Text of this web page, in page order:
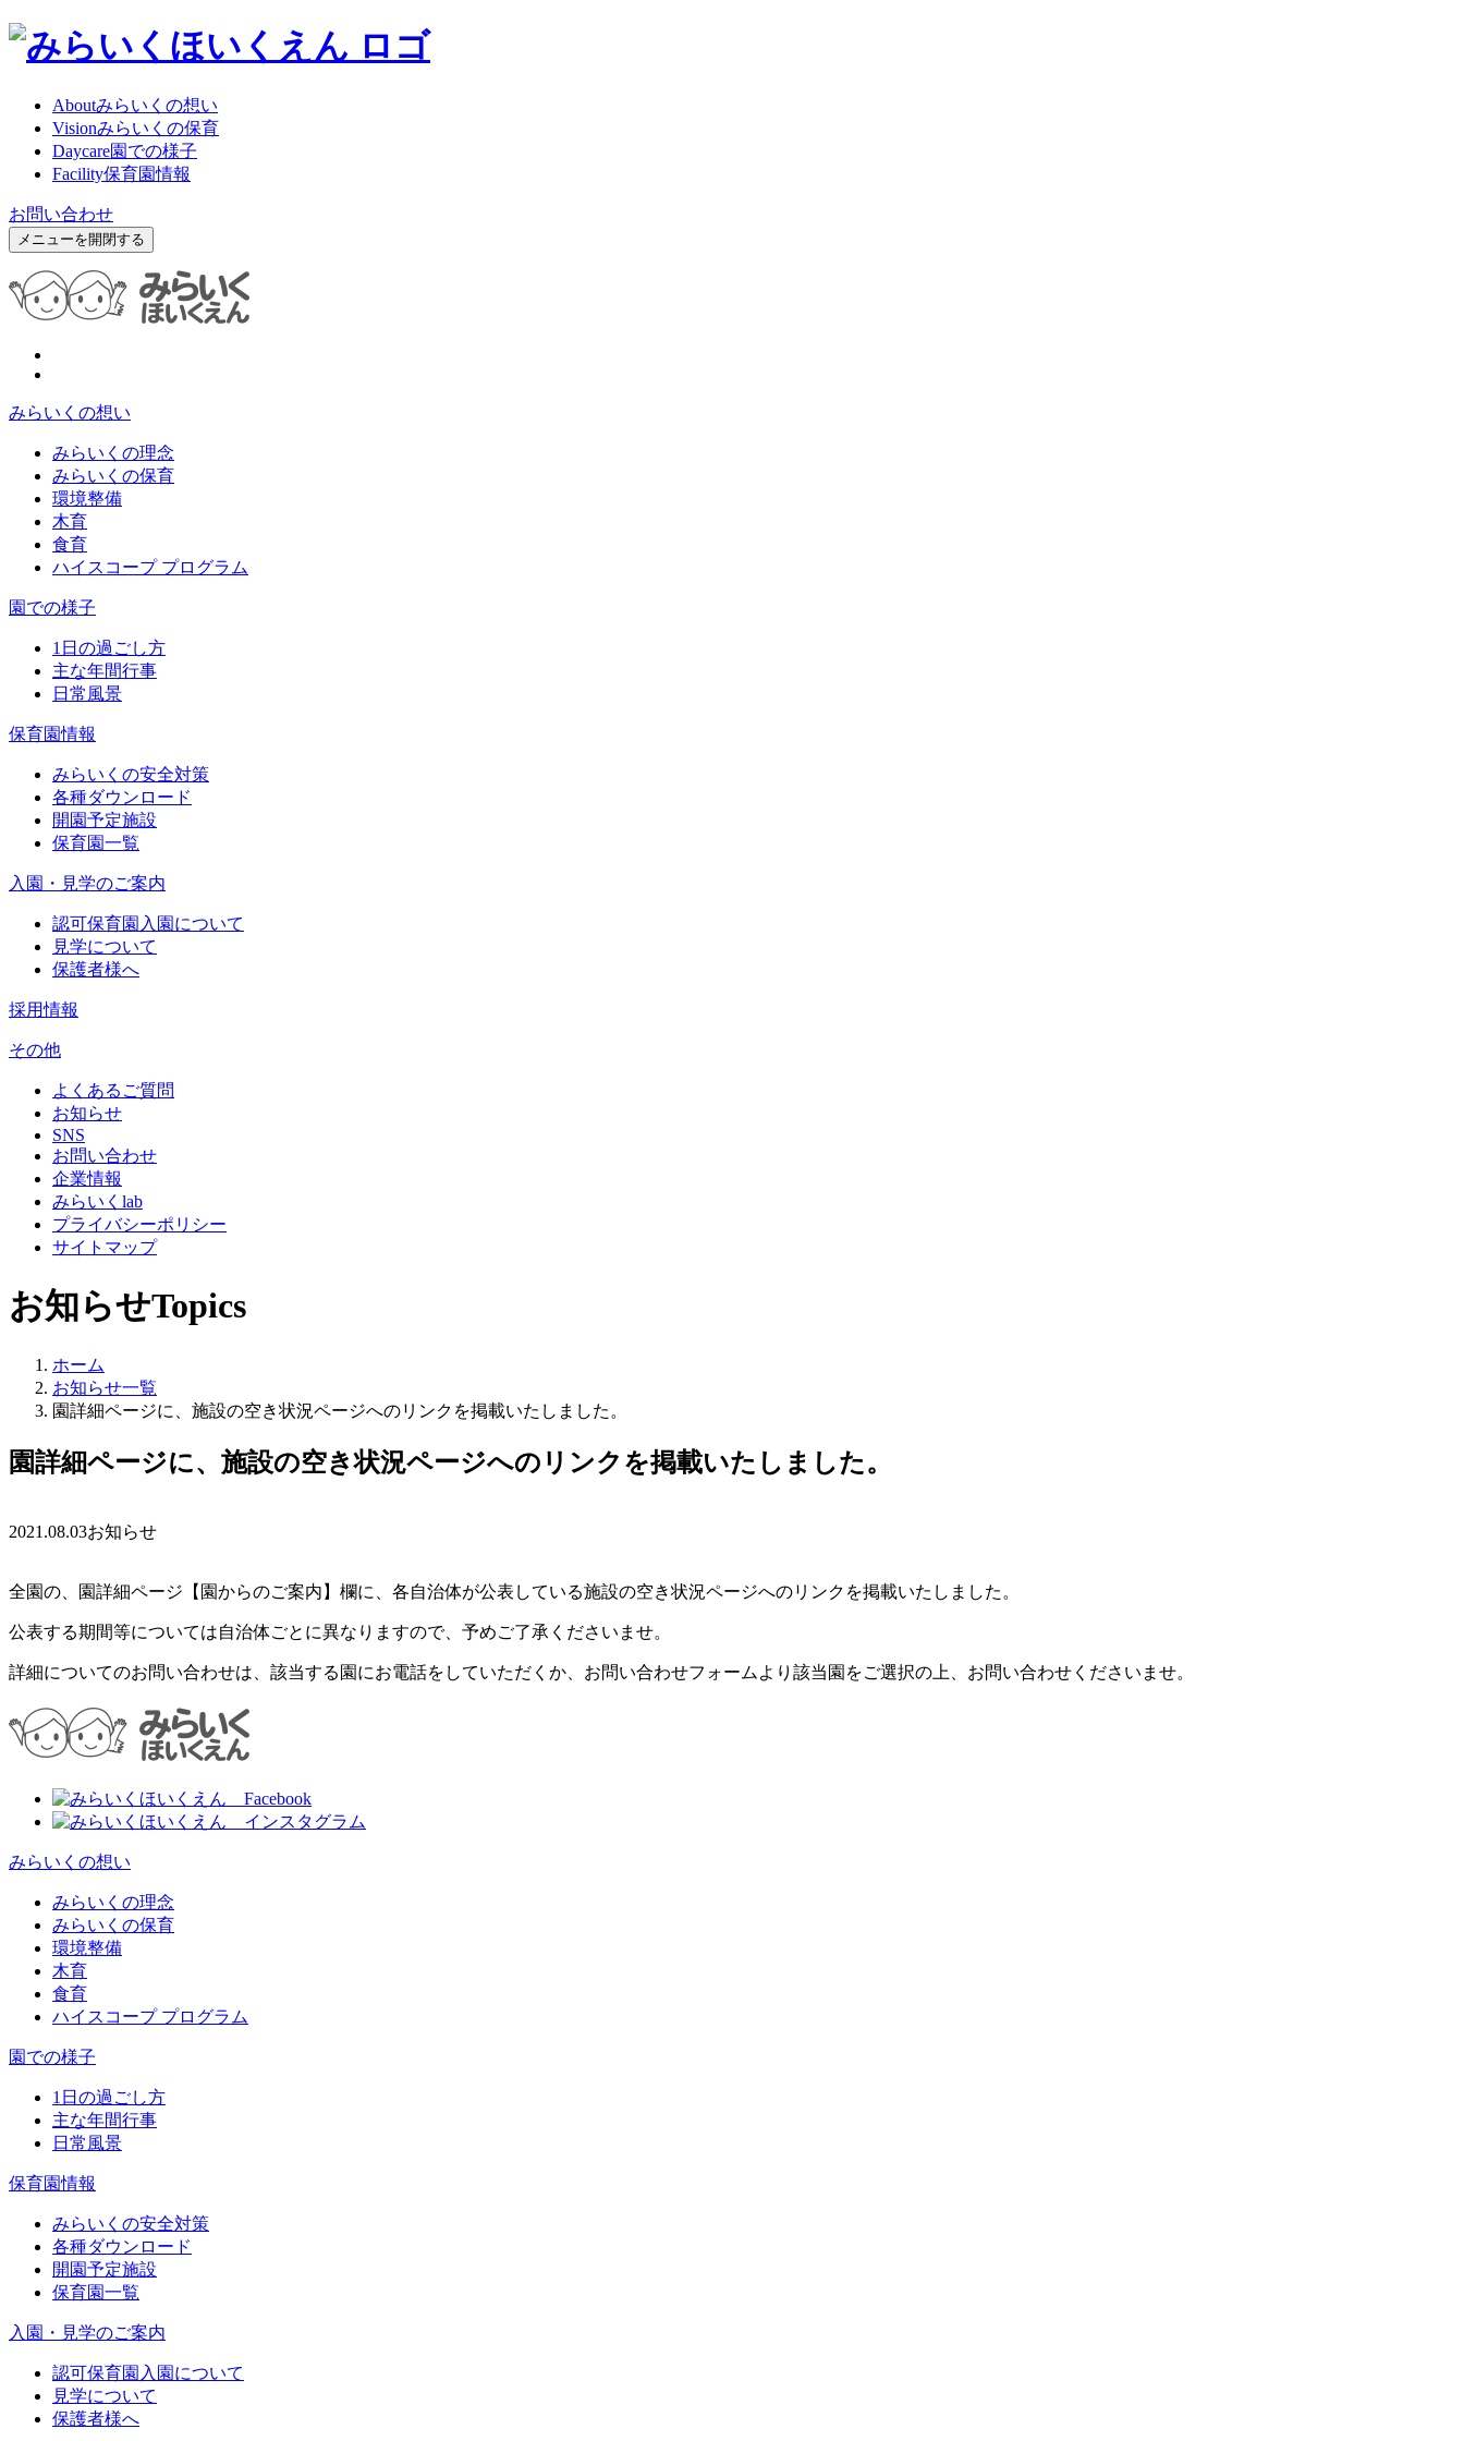
Aboutみらいくの想い
Visionみらいくの保育
Daycare園での様子
Facility保育園情報
お問い合わせ
メニューを開閉する
みらいくの想い
みらいくの理念
みらいくの保育
環境整備
木育
食育
ハイスコープ プログラム
園での様子
1日の過ごし方
主な年間行事
日常風景
保育園情報
みらいくの安全対策
各種ダウンロード
開園予定施設
保育園一覧
入園・見学のご案内
認可保育園入園について
見学について
保護者様へ
採用情報
その他
よくあるご質問
お知らせ
SNS
お問い合わせ
企業情報
みらいくlab
プライバシーポリシー
サイトマップ
お知らせTopics
ホーム
お知らせ一覧
園詳細ページに、施設の空き状況ページへのリンクを掲載いたしました。
園詳細ページに、施設の空き状況ページへのリンクを掲載いたしました。
2021.08.03お知らせ
全園の、園詳細ページ【園からのご案内】欄に、各自治体が公表している施設の空き状況ページへのリンクを掲載いたしました。
公表する期間等については自治体ごとに異なりますので、予めご了承くださいませ。
詳細についてのお問い合わせは、該当する園にお電話をしていただくか、お問い合わせフォームより該当園をご選択の上、お問い合わせくださいませ。
みらいくの想い
みらいくの理念
みらいくの保育
環境整備
木育
食育
ハイスコープ プログラム
園での様子
1日の過ごし方
主な年間行事
日常風景
保育園情報
みらいくの安全対策
各種ダウンロード
開園予定施設
保育園一覧
入園・見学のご案内
認可保育園入園について
見学について
保護者様へ